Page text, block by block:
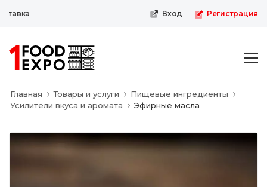
Вход Регистрация
Главная Товары и услуги
Пищевые ингредиенты
Усилители вкуса и аромата
Эфирные масла